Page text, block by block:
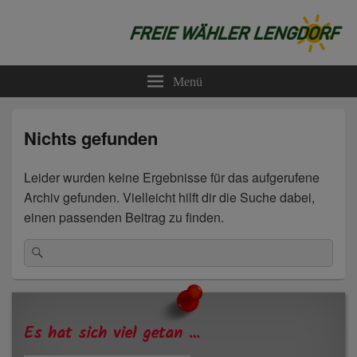
Freie Wähler Lengdorf
Menü
Nichts gefunden
Leider wurden keine Ergebnisse für das aufgerufene
Archiv gefunden. Vielleicht hilft dir die Suche dabei,
einen passenden Beitrag zu finden.
Suchen
nach:
Widgetbereich
Es hat sich viel getan …